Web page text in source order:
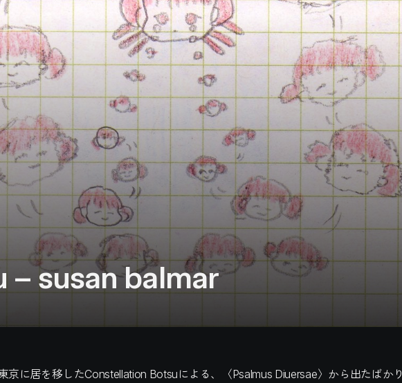
susan balmar
京に居を移したConstellation Botsuによる、〈Psalmus Diuersae〉から出たばかり